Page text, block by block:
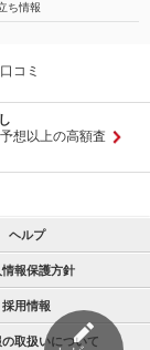
ち情報
コミ
想以上の高額査
ヘルプ
情報保護方針
採用情報
取扱いについて